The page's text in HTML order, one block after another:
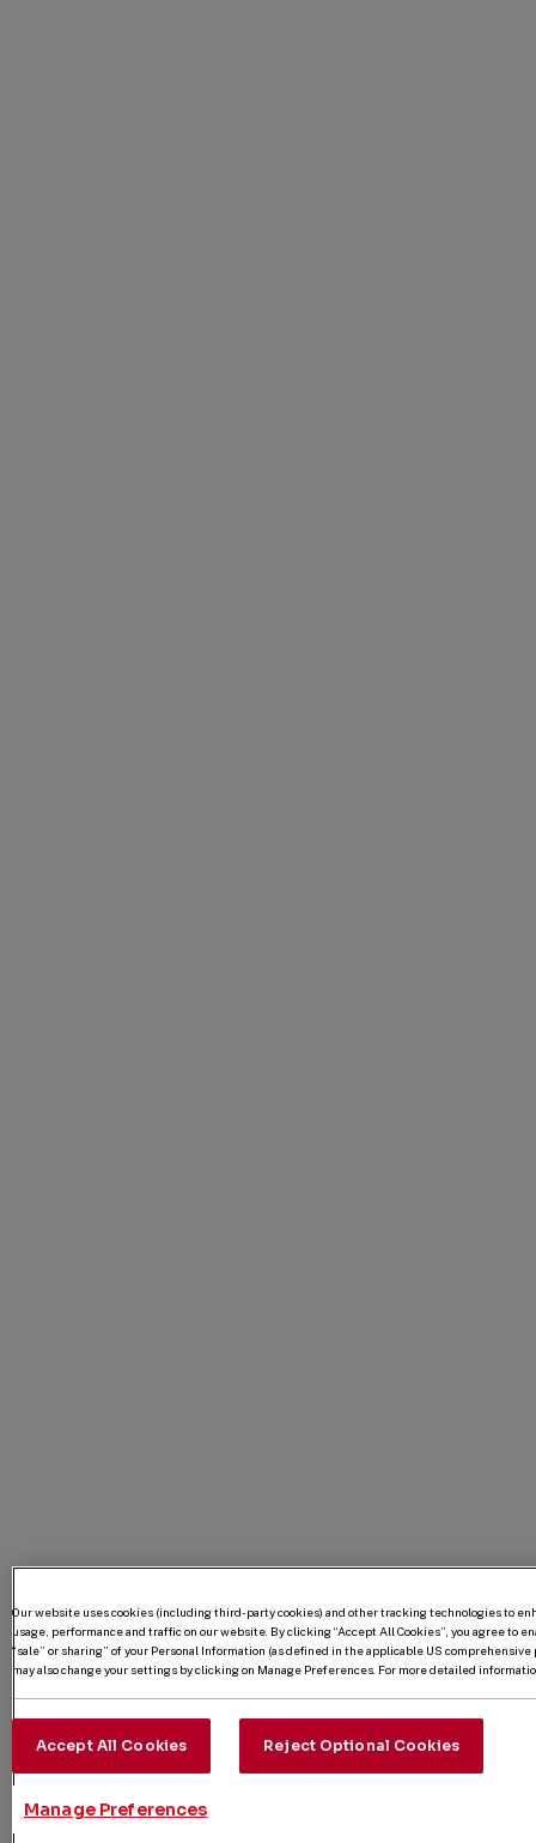
Our website uses cookies (including third-party cookies) and other tracking technologies to
usage, performance and traffic on our website. By clicking “Accept All Cookies”, you agree
“sale” or sharing” of your Personal Information (as defined in the applicable US
may also change your settings by clicking on Manage Preferences. For more detailed
Manage Preferences
Reject Optional Cookies
Accept All Cookies